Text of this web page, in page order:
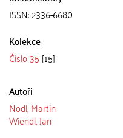
ISSN: 2336-6680
Kolekce
Číslo 35 [15]
Autoři
Nodl, Martin
Wiendl, Jan